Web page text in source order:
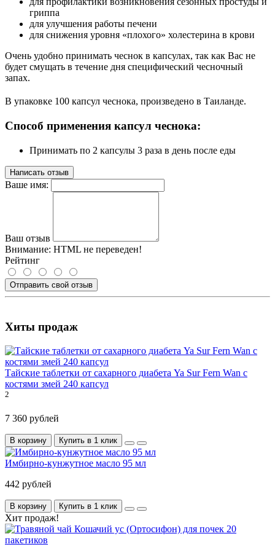
гриппа
для улучшения работы печени
для снижения уровня «плохого» холестерина в крови
Очень удобно принимать чеснок в капсулах, так как Вас не
будет смущать в течение дня специфический чесночный
запах.
В упаковке 100 капсул чеснока, произведено в Таиланде.
Способ применения капсул чеснока:
Принимать по 2 капсулы 3 раза в день после еды
Написать отзыв
Ваше имя:
Ваш отзыв
Внимание: HTML не переведен!
Рейтинг
Отправить свой отзыв
Хиты продаж
Тайские таблетки от сахарного диабета Ya Sur Fern Wan с
костями змей 240 капсул
2
7 360 рублей
В корзину Купить в 1 клик
Имбирно-кунжутное масло 95 мл
442 рублей
В корзину Купить в 1 клик
Хит продаж!